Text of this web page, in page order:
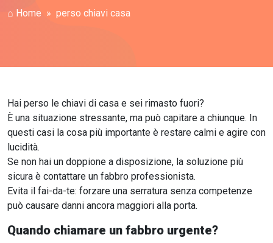
⌂ Home perso chiavi casa
Hai perso le chiavi di casa e sei rimasto fuori?
È una situazione stressante, ma può capitare a chiunque. In
questi casi la cosa più importante è restare calmi e agire con
lucidità.
Se non hai un doppione a disposizione, la soluzione più
sicura è contattare un fabbro professionista.
Evita il fai-da-te: forzare una serratura senza competenze
può causare danni ancora maggiori alla porta.
Quando chiamare un fabbro urgente?